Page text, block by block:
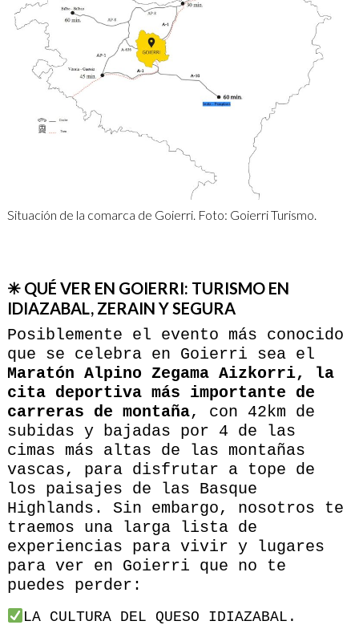
Situación de la comarca de Goierri. Foto: Goierri Turismo.
✳ QUÉ VER EN GOIERRI: TURISMO EN
IDIAZABAL, ZERAIN Y SEGURA
Posiblemente el evento más conocido
que se celebra en Goierri sea el
Maratón Alpino Zegama Aizkorri, la
cita deportiva más importante de
carreras de montaña, con 42km de
subidas y bajadas por 4 de las
cimas más altas de las montañas
vascas, para disfrutar a tope de
los paisajes de las Basque
Highlands. Sin embargo, nosotros te
traemos una larga lista de
experiencias para vivir y lugares
para ver en Goierri que no te
puedes perder:
LA CULTURA DEL QUESO IDIAZABAL.